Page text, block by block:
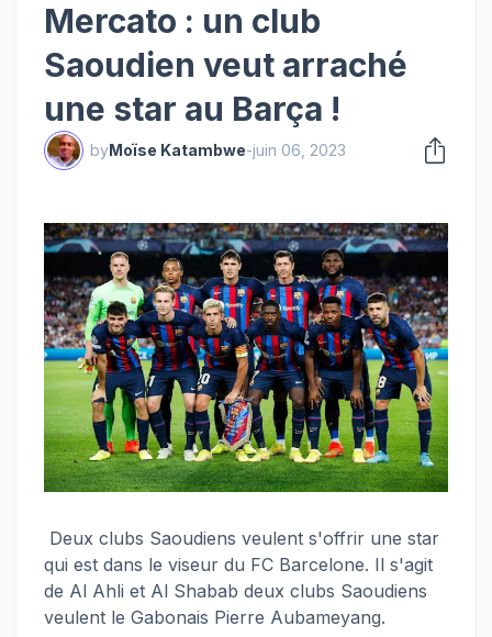
Mercato : un club
Saoudien veut arraché
une star au Barça !
byMoïse Katambwe-juin 06, 2023
Deux clubs Saoudiens veulent s'offrir une star
qui est dans le viseur du FC Barcelone. Il s'agit
de Al Ahli et Al Shabab deux clubs Saoudiens
veulent le Gabonais Pierre Aubameyang.